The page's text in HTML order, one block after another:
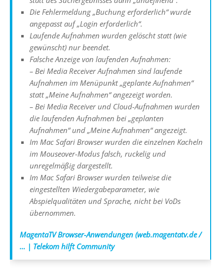
Die Fehlermeldung „Buchung erforderlich“ wurde
angepasst auf „Login erforderlich“.
Laufende Aufnahmen wurden gelöscht statt (wie
gewünscht) nur beendet.
Falsche Anzeige von laufenden Aufnahmen:
– Bei Media Receiver Aufnahmen sind laufende
Aufnahmen im Menüpunkt „geplante Aufnahmen“
statt „Meine Aufnahmen“ angezeigt worden.
– Bei Media Receiver und Cloud-Aufnahmen wurden
die laufenden Aufnahmen bei „geplanten
Aufnahmen“ und „Meine Aufnahmen“ angezeigt.
Im Mac Safari Browser wurden die einzelnen Kacheln
im Mouseover-Modus falsch, ruckelig und
unregelmäßig dargestellt.
Im Mac Safari Browser wurden teilweise die
eingestellten Wiedergabeparameter, wie
Abspielqualitäten und Sprache, nicht bei VoDs
übernommen.
MagentaTV Browser-Anwendungen (web.magentatv.de /
… | Telekom hilft Community